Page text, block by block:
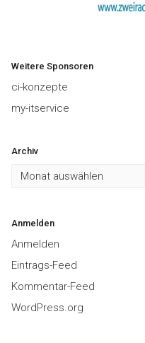
Weitere Sponsoren
ci-konzepte
my-itservice
Archiv
Archiv
Anmelden
Anmelden
Eintrags-Feed
Kommentar-Feed
WordPress.org